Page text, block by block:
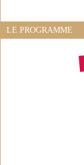
LE PROGRAMME